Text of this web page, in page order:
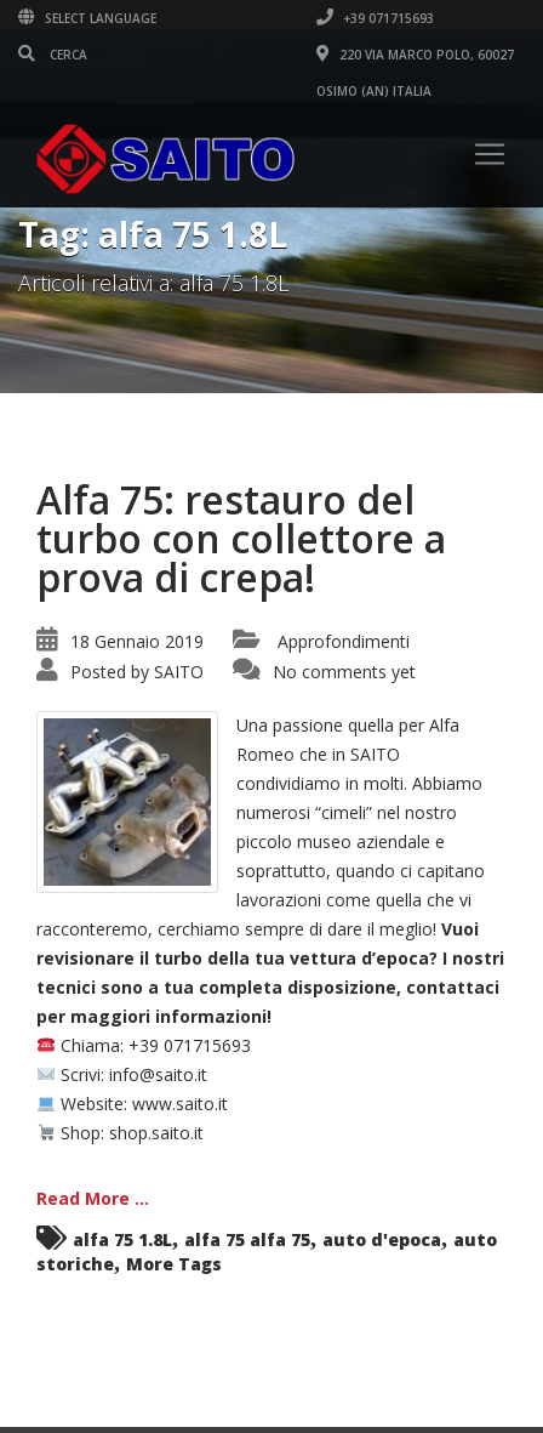
SELECT LANGUAGE +39 071715693
220 VIA MARCO POLO, 60027
OSIMO (AN) ITALIA
Tag: alfa 75 1.8L
Articoli relativi a: alfa 75 1.8L
Alfa 75: restauro del
turbo con collettore a
prova di crepa!
18 Gennaio 2019
Approfondimenti
Posted by SAITO No comments yet
Una passione quella per Alfa
Romeo che in SAITO
condividiamo in molti. Abbiamo
numerosi “cimeli” nel nostro
piccolo museo aziendale e
soprattutto, quando ci capitano
lavorazioni come quella che vi
racconteremo, cerchiamo sempre di dare il meglio! Vuoi
revisionare il turbo della tua vettura d’epoca? I nostri
tecnici sono a tua completa disposizione, contattaci
per maggiori informazioni!
Chiama: +39 071715693
Scrivi: info@saito.it
Website: www.saito.it
Shop: shop.saito.it
Read More ...
alfa 75 1.8L, alfa 75 alfa 75, auto d'epoca, auto
storiche, More Tags